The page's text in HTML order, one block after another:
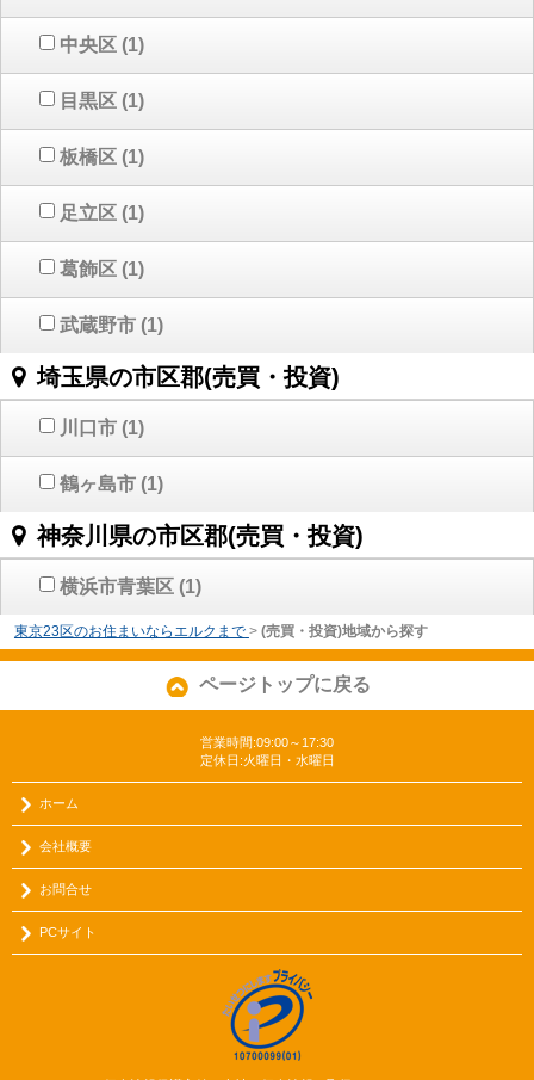
中央区 (1)
目黒区 (1)
板橋区 (1)
足立区 (1)
葛飾区 (1)
武蔵野市 (1)
埼玉県の市区郡(売買・投資)
川口市 (1)
鶴ヶ島市 (1)
神奈川県の市区郡(売買・投資)
横浜市青葉区 (1)
東京23区のお住まいならエルクまで > (売買・投資)地域から探す
ページトップに戻る
営業時間:09:00～17:30
定休日:火曜日・水曜日
ホーム
会社概要
お問合せ
PCサイト